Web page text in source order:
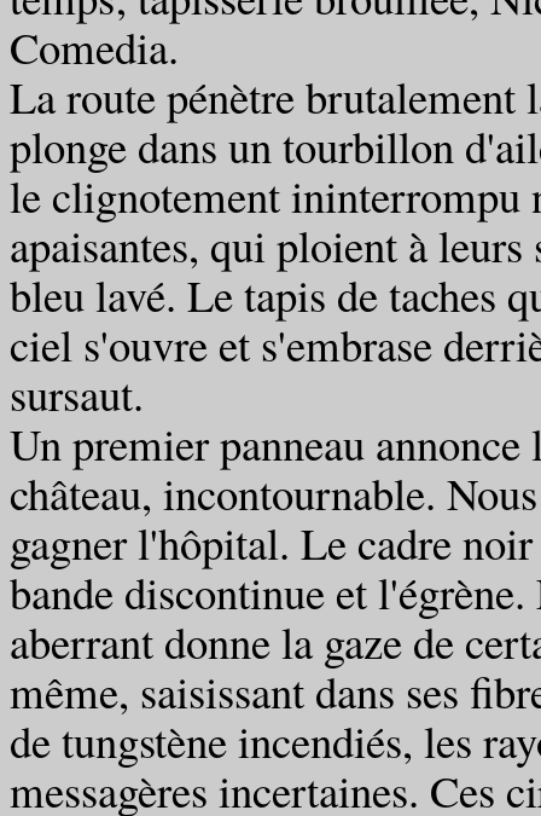
Comedia.
La route pénètre brutalement
plonge dans un tourbillon
le clignotement ininterrompu
apaisantes, qui ploient à
bleu lavé. Le tapis de taches
ciel s'ouvre et s'embrase
sursaut.
Un premier panneau
château, incontournable.
gagner l'hôpital. Le cadre
bande discontinue et
aberrant donne la gaze de
même, saisissant dans ses
de tungstène incendiés, les
messagères incertaines. Ces